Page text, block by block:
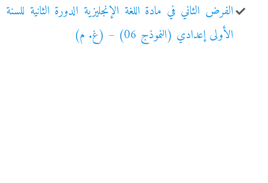
الفرض الثاني في مادة اللغة الإنجليزية الدورة الثانية للسنة
الأولى إعدادي (النموذج 06) – (غ. م)